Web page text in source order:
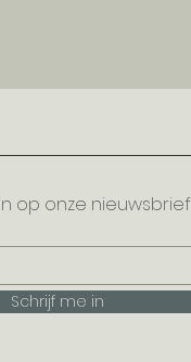
op onze nieuwsbrief
Schrijf me in